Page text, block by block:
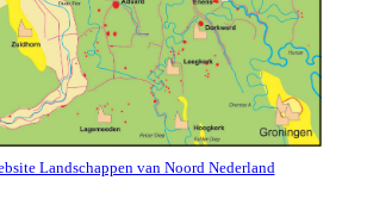
Landschappen van Noord Nederland